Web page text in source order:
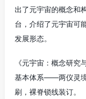
出了元宇宙的概念和
台，介绍了元宇宙可
发展形态。
《元宇宙：概念研究
基本体系——两仪灵
刷，裸脊锁线装订。